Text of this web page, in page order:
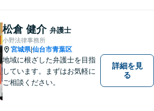
法律に不安を抱える方々に支
援を提供しています。 依頼者
の要望を実現するため、迅速
かつ的確に対応いたします。
松倉 健介 弁護士
小野法律事務所
宮城県|仙台市青葉区
地域に根ざした弁護士を目指
しています。まずはお気軽に
ご相談ください。
詳細を見
る